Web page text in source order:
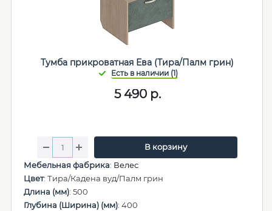
Тумба прикроватная Ева (Тира/Палм грин)
5 490р.
В корзину
Мебельная фабрика: Велес
Цвет: Тира/Кадена вуд/Палм грин
Длина (мм): 500
Глубина (Ширина) (мм): 400